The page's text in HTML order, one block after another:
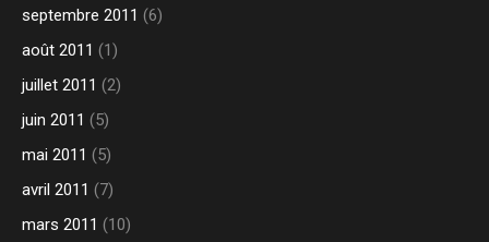
septembre 2011 (6)
août 2011 (1)
juillet 2011 (2)
juin 2011 (5)
mai 2011 (5)
avril 2011 (7)
mars 2011 (10)